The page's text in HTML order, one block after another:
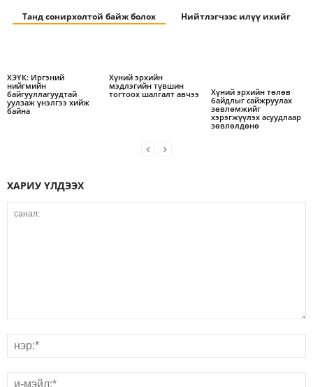
Танд сонирхолтой байж болох Нийтлэгчээс илүү ихийг
ХЭҮК: Иргэний
нийгмийн
байгууллагуудтай
уулзаж үнэлгээ хийж
байна
Хүний эрхийн
мэдлэгийн түвшин
тогтоох шалгалт авчээ
Хүний эрхийн төлөв
байдлыг сайжруулах
зөвлөмжийг
хэрэгжүүлэх асуудлаар
зөвлөлдөнө
ХАРИУ ҮЛДЭЭХ